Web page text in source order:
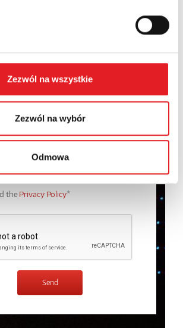
Zezwól na wszystkie
Zezwól na wybór
Odmowa
More information on the processing of
thePrivacy Policy*